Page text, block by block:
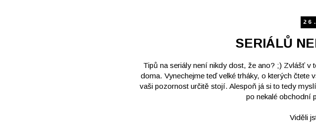
SERIÁLŮ
Tipů na seriály není nikdy dost, že ano? ;) Zvlášť v
doma. Vynechejme teď velké trháky, o kterých čtete
vaši pozornost určitě stojí. Alespoň já si to tedy
po nekalé obchodní
Viděli